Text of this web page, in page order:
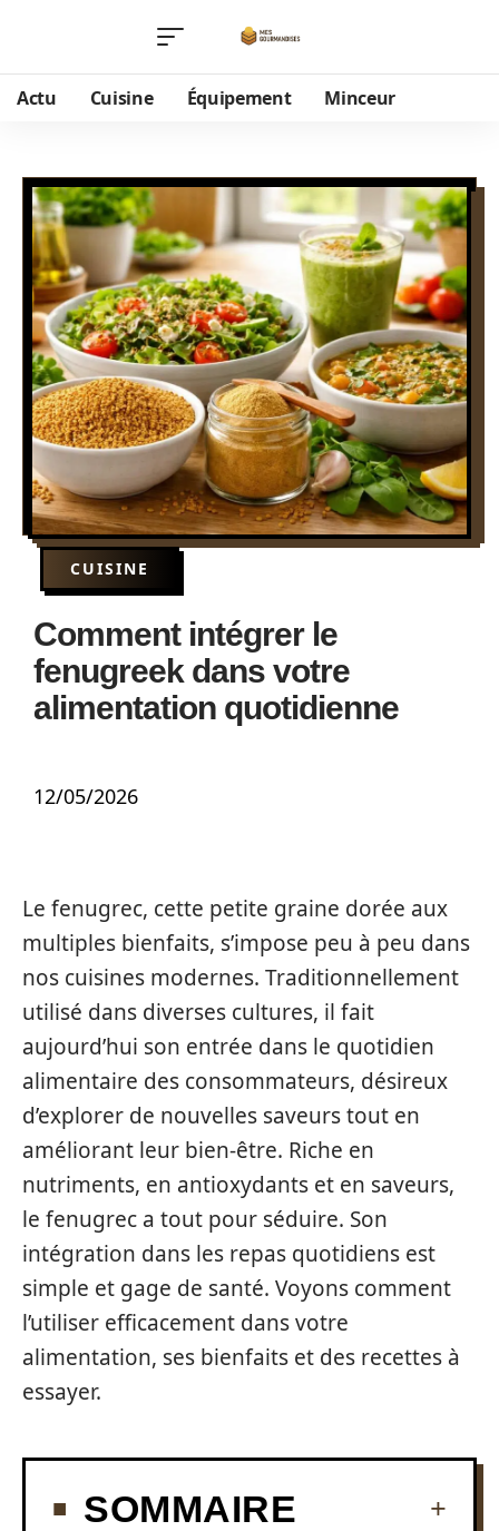
Actu Cuisine Équipement Minceur
CUISINE
Comment intégrer le
fenugreek dans votre
alimentation quotidienne
12/05/2026
Le fenugrec, cette petite graine dorée aux
multiples bienfaits, s’impose peu à peu dans
nos cuisines modernes. Traditionnellement
utilisé dans diverses cultures, il fait
aujourd’hui son entrée dans le quotidien
alimentaire des consommateurs, désireux
d’explorer de nouvelles saveurs tout en
améliorant leur bien-être. Riche en
nutriments, en antioxydants et en saveurs,
le fenugrec a tout pour séduire. Son
intégration dans les repas quotidiens est
simple et gage de santé. Voyons comment
l’utiliser efficacement dans votre
alimentation, ses bienfaits et des recettes à
essayer.
SOMMAIRE